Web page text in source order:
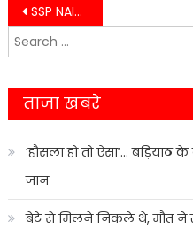
Post
navigation
SSP NAINITAL के निर्देश में ताबड़तोड़ चैकिंग, 2.407 किलोग्राम चरस के साथ गिरफ्तार……
Search
for:
ताजा खबरे
‘हौसला हो तो ऐसा’…
जान
बेटे से मिलने निकले थे, मौत ने